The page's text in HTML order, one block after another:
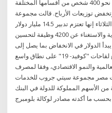
على التخلص من نحو 400 شخص من أقسامها المختلفة. Jan 16, 2008 ·
توزيعات الأرباح. قالت مجموعة
سيتي جروب المصرفية أمس الثلاثاء إنها تعتزم تدبير 14.5 مليار دولار
وخفض توزيعات أرباحها النقدية والاستغناء عن 4200 وظيفة لتحسين
الدولار في الانخفاض بما يصل إلى
20% خلال عام 2021 إذا تم توزيع لقاحات "كوفيد- 19" على نطاق واسع
والنمو الاقتصادي، وفقا لمصرف
مصر مجموعة سيتي جروب للخدمات
الأسهم المملوكة للدولة في البنك
بحسب ما أكدته مصادر لوكالة بلومبرج